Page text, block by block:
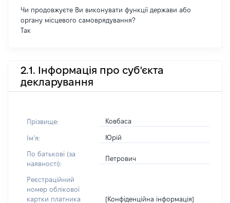
Чи продовжуєте Ви виконувати функції держави або
органу місцевого самоврядування?
Так
2.1. Інформація про суб'єкта
декларування
Прізвище: Ковбаса
Імʼя: Юрій
По батькові (за
наявності):
Петрович
Реєстраційний
номер облікової
картки платника
[Конфіденційна інформація]